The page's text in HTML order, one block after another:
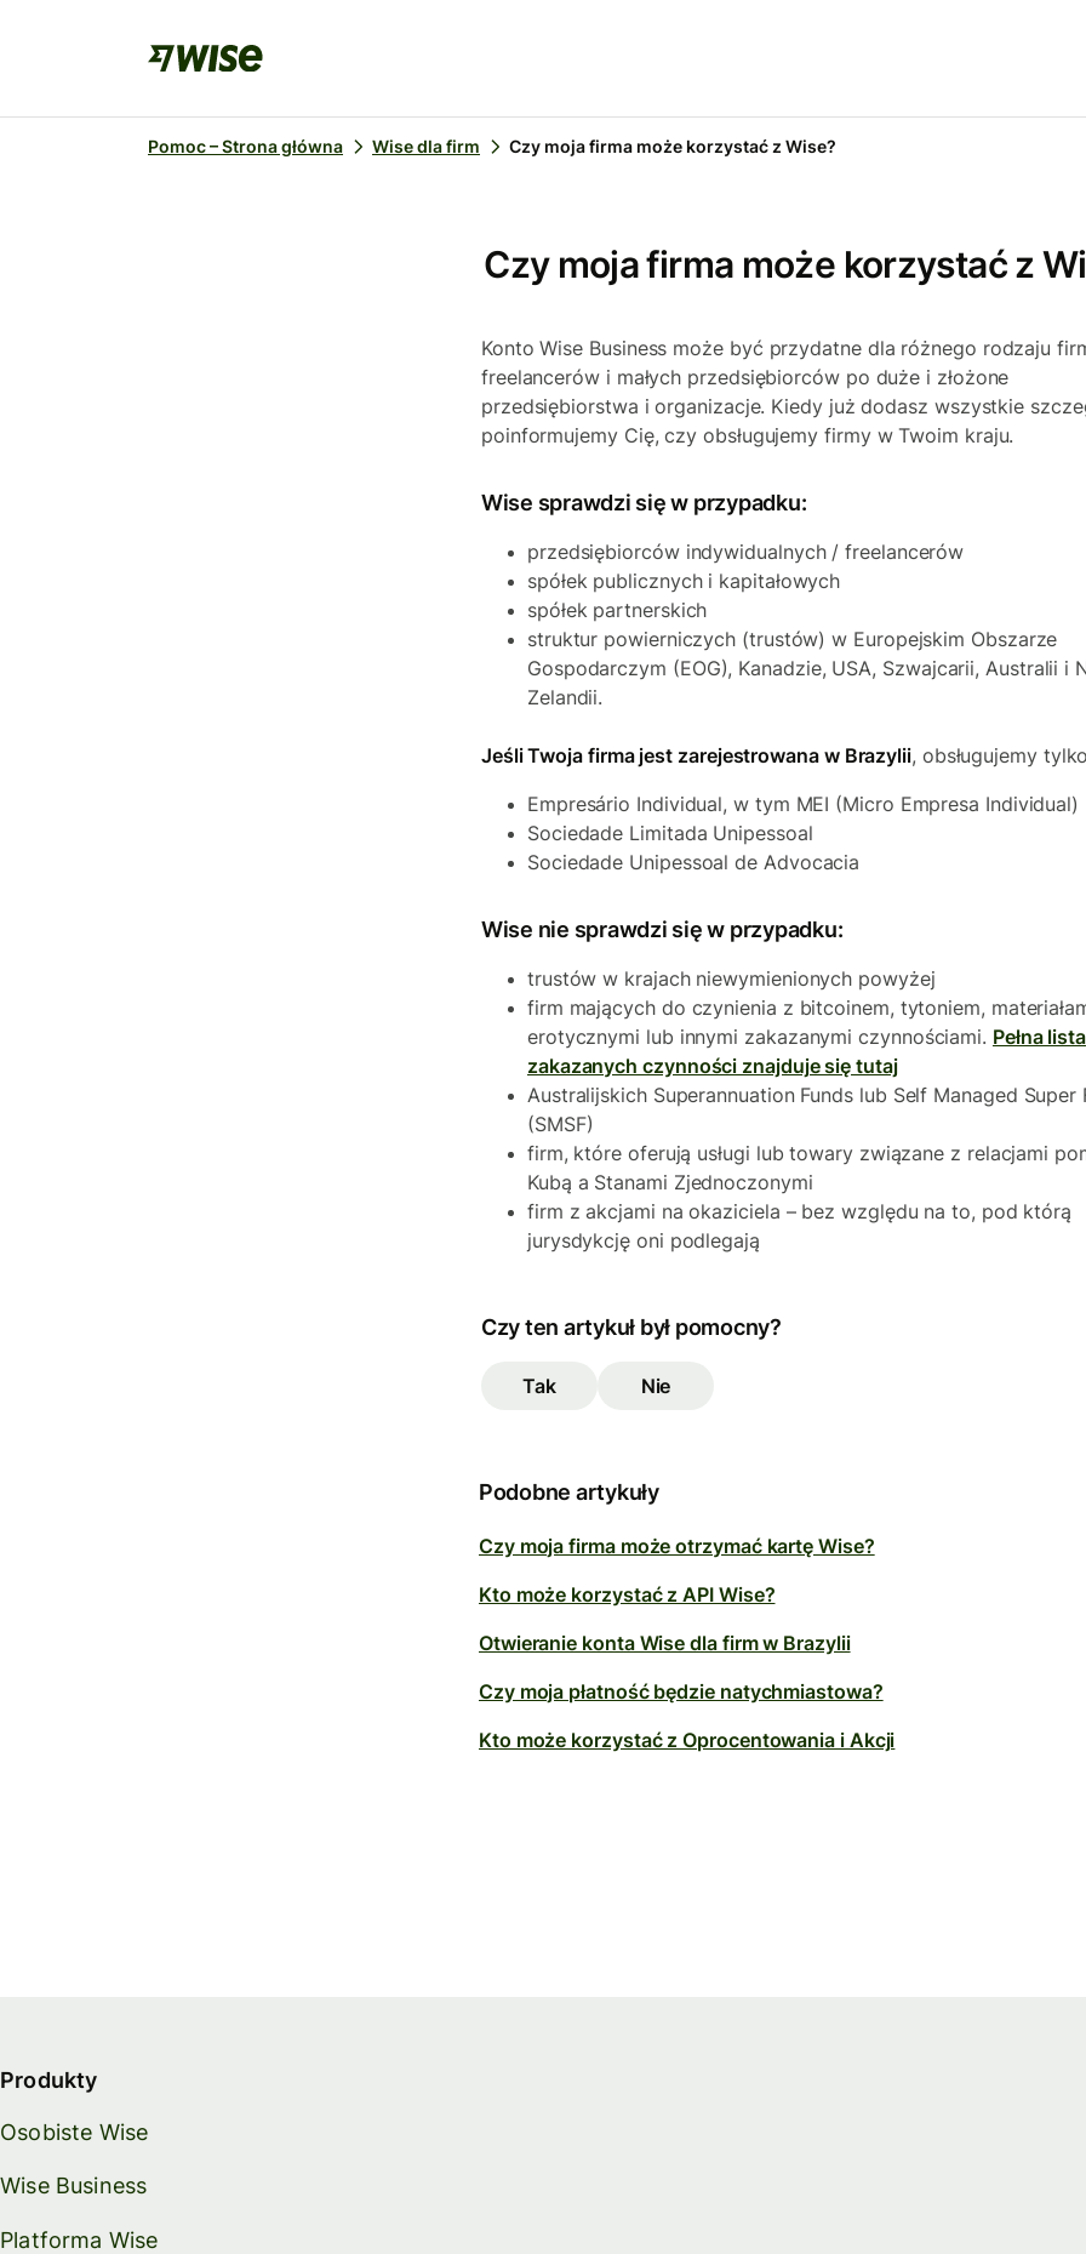
Pomoc – Strona główna Wise dla firm Czy moja firma może korzystać z Wise?
Czy moja firma może korzystać z
Konto Wise Business może być przydatne dla różnego rodzaju
freelancerów i małych przedsiębiorców po duże i złożone
przedsiębiorstwa i organizacje. Kiedy już dodasz wszystkie
poinformujemy Cię, czy obsługujemy firmy w Twoim kraju.
Wise sprawdzi się w przypadku:
przedsiębiorców indywidualnych / freelancerów
spółek publicznych i kapitałowych
spółek partnerskich
struktur powierniczych (trustów) w Europejskim Obszarze
Gospodarczym (EOG), Kanadzie, USA, Szwajcarii, Australii i
Zelandii.
Jeśli Twoja firma jest zarejestrowana w Brazylii, obsługujemy
Empresário Individual, w tym MEI (Micro Empresa Individual)
Sociedade Limitada Unipessoal
Sociedade Unipessoal de Advocacia
Wise nie sprawdzi się w przypadku:
trustów w krajach niewymienionych powyżej
firm mających do czynienia z bitcoinem, tytoniem,
erotycznymi lub innymi zakazanymi czynnościami. Pełna lista
zakazanych czynności znajduje się tutaj
Australijskich Superannuation Funds lub Self Managed Super
(SMSF)
firm, które oferują usługi lub towary związane z relacjami
Kubą a Stanami Zjednoczonymi
firm z akcjami na okaziciela – bez względu na to, pod którą
jurysdykcję oni podlegają
Czy ten artykuł był pomocny?
Tak Nie
Podobne artykuły
Czy moja firma może otrzymać kartę Wise?
Kto może korzystać z API Wise?
Otwieranie konta Wise dla firm w Brazylii
Czy moja płatność będzie natychmiastowa?
Kto może korzystać z Oprocentowania i Akcji
Produkty
Osobiste Wise
Wise Business
Platforma Wise